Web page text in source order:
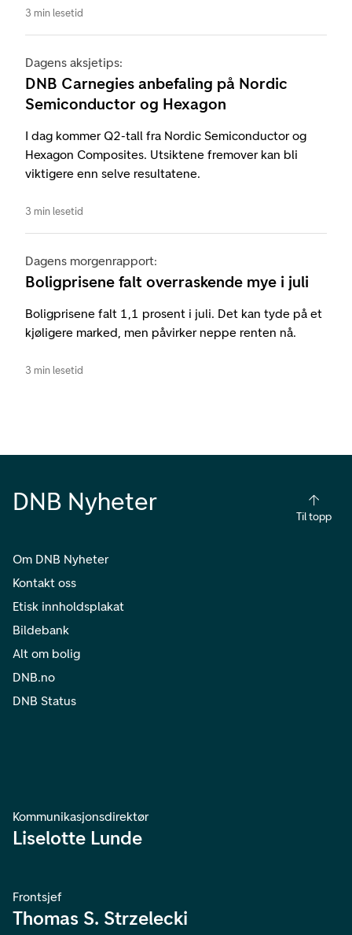
3 min lesetid
Dagens aksjetips:
DNB Carnegies anbefaling på Nordic
Semiconductor og Hexagon
I dag kommer Q2-tall fra Nordic Semiconductor og
Hexagon Composites. Utsiktene fremover kan bli
viktigere enn selve resultatene.
3 min lesetid
Dagens morgenrapport:
Boligprisene falt overraskende mye i juli
Boligprisene falt 1,1 prosent i juli. Det kan tyde på et
kjøligere marked, men påvirker neppe renten nå.
3 min lesetid
DNB Nyheter
Til topp
Om DNB Nyheter
Kontakt oss
Etisk innholdsplakat
Bildebank
Alt om bolig
DNB.no
DNB Status
Kommunikasjonsdirektør
Liselotte Lunde
Frontsjef
Thomas S. Strzelecki